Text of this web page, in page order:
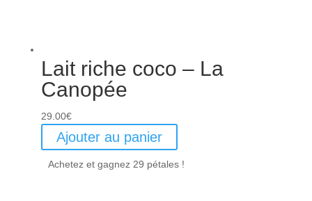
Lait riche coco – La
Canopée
29.00€
Ajouter au panier
Achetez et gagnez 29 pétales !